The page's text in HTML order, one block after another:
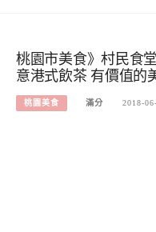
桃園市美食》村民食
意港式飲茶 有價值的
桃園美食 滿分 2018-